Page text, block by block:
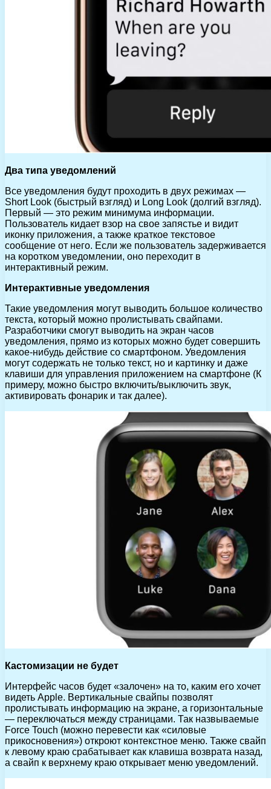
Два типа уведомлений
Все уведомления будут проходить в двух режимах —
Short Look (быстрый взгляд) и Long Look (долгий взгляд).
Первый — это режим минимума информации.
Пользователь кидает взор на свое запястье и видит
иконку приложения, а также краткое текстовое
сообщение от него. Если же пользователь задерживается
на коротком уведомлении, оно переходит в
интерактивный режим.
Интерактивные уведомления
Такие уведомления могут выводить большое количество
текста, который можно пролистывать свайпами.
Разработчики смогут выводить на экран часов
уведомления, прямо из которых можно будет совершить
какое-нибудь действие со смартфоном. Уведомления
могут содержать не только текст, но и картинку и даже
клавиши для управления приложением на смартфоне (К
примеру, можно быстро включить/выключить звук,
активировать фонарик и так далее).
Кастомизации не будет
Интерфейс часов будет «залочен» на то, каким его хочет
видеть Apple. Вертикальные свайпы позволят
пролистывать информацию на экране, а горизонтальные
— переключаться между страницами. Так назвываемые
Force Touch (можно перевести как «силовые
прикосновения») откроют контекстное меню. Также свайп
к левому краю срабатывает как клавиша возврата назад,
а свайп к верхнему краю открывает меню уведомлений.